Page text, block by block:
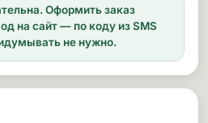
Оформить заказ
на сайт — по коду из SMS
не нужно.